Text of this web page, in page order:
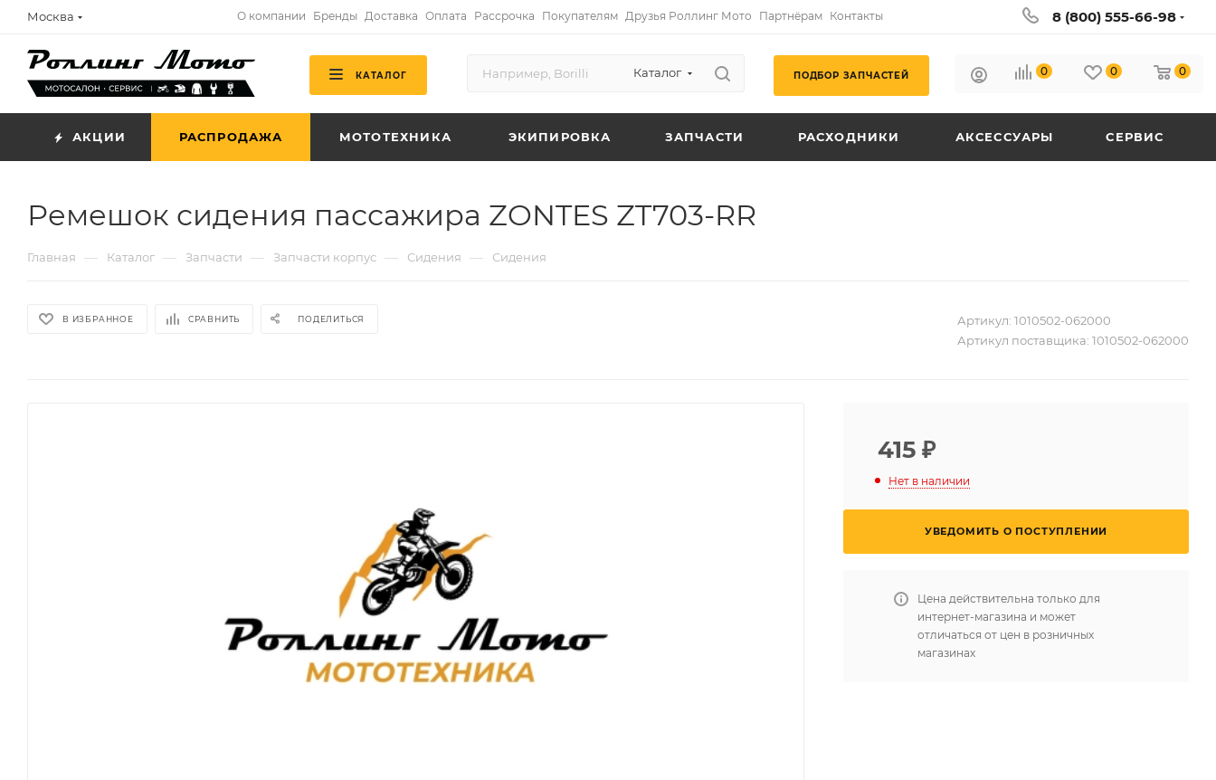
Москва О компании Бренды Доставка Оплата Рассрочка Покупателям Друзья Роллинг Мото Партнёрам Контакты 8 (800) 555-66-98
КАТАЛОГ Каталог ПОДБОР ЗАПЧАСТЕЙ 0 0 0
АКЦИИ РАСПРОДАЖА МОТОТЕХНИКА ЭКИПИРОВКА ЗАПЧАСТИ РАСХОДНИКИ АКСЕССУАРЫ СЕРВИС
Ремешок сидения пассажира ZONTES ZT703-RR
Главная — Каталог — Запчасти — Запчасти корпус — Сидения — Сидения
В ИЗБРАННОЕ СРАВНИТЬ ПОДЕЛИТЬСЯ Артикул: 1010502-062000
Артикул поставщика: 1010502-062000
415 ₽
Нет в наличии
УВЕДОМИТЬ О ПОСТУПЛЕНИИ
Цена действительна только для
интернет-магазина и может
отличаться от цен в розничных
магазинах